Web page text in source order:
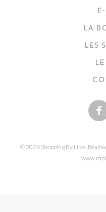
LA
LES
© 2026 Shopping By Lilye.